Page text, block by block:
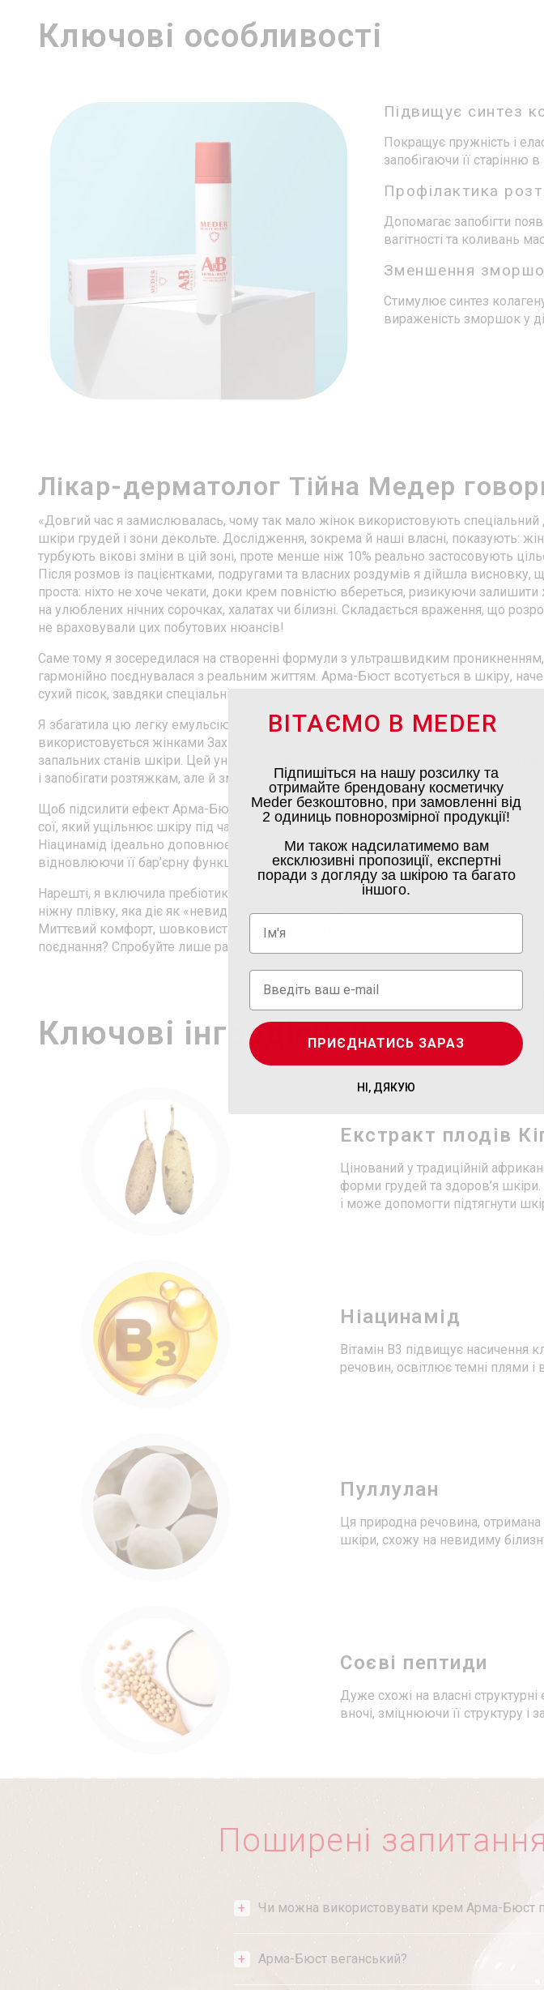
Ключові особливості
Підвищує синтез
Покращує пружність і
запобігаючи її старінню в
Профілактика
Допомагає запобігти
вагітності та коливань
Зменшення
Стимулює синтез
вираженість зморшок у
Лікар-дерматолог Тійна Медер
«Довгий час я замислювалась, чому так мало жінок використовують спеціальний
шкіри грудей і зони декольте. Дослідження, зокрема й наші власні, показують:
турбують вікові зміни в цій зоні, проте менше ніж 10% реально застосовують
Після розмов із пацієнтками, подругами та власних роздумів я дійшла висновку,
проста: ніхто не хоче чекати, доки крем повністю вбереться, ризикуючи залишити
на улюблених нічних сорочках, халатах чи білизні. Складається враження, що
не враховували цих побутових нюансів!
Саме тому я зосередилася на створенні формули з ультрашвидким
гармонійно поєднувалася з реальним життям. Арма-Бюст всотується в шкіру,
сухий пісок, завдяки спеціальній системі доставки активних компонентів, яку ми
Я збагатила цю легку емульсію екстрактом плодів кігелії африканської, що
використовується жінками Західної Африки для збереження природної краси та
запальних станів шкіри. Цей унікальний фрукт не лише допомагає підтримувати
і запобігати розтяжкам, але й зменшує запалення та чутливість.
Щоб підсилити ефект Арма-Бюст, я додала інноваційний «нічний колагеновий
сої, який ущільнює шкіру під час сну та запобігає утворенню зморшок сну в зоні
Ніацинамід ідеально доповнює дію, стимулюючи синтез колагену, освітлюючи
відновлюючи її бар’єрну функцію.
Нарешті, я включила пребіотик пулулан у поєднанні з екстрактом водоростей,
ніжну плівку, яка діє як «невидимий бюстгальтер», підтримуючи форму грудей
Миттєвий комфорт, шовковиста шкіра та підтягнуті груди — хто зможе
поєднання? Спробуйте лише раз, і я впевнена, ви полюбите її назавжди!»
Ключові інгредієнти
Екстракт плодів
Цінований у традиційній
форми грудей та здоров’я шкіри.
і може допомогти підтягнути
Ніацинамід
Вітамін В3 підвищує насичення
речовин, освітлює темні плями
Пуллулан
Ця природна речовина,
шкіри, схожу на невидиму
Соєві пептиди
Дуже схожі на власні
вночі, зміцнюючи її структуру і
Поширені запитання
Чи можна використовувати крем Арма-Бюст
Арма-Бюст веганський?
ВІТАЄМО В MEDER
Підпишіться на нашу розсилку та
отримайте брендовану косметичку
Meder безкоштовно, при замовленні від
2 одиниць повнорозмірної продукції!
Ми також надсилатимемо вам
ексклюзивні пропозиції, експертні
поради з догляду за шкірою та багато
іншого.
ПРИЄДНАТИСЬ ЗАРАЗ
НІ, ДЯКУЮ